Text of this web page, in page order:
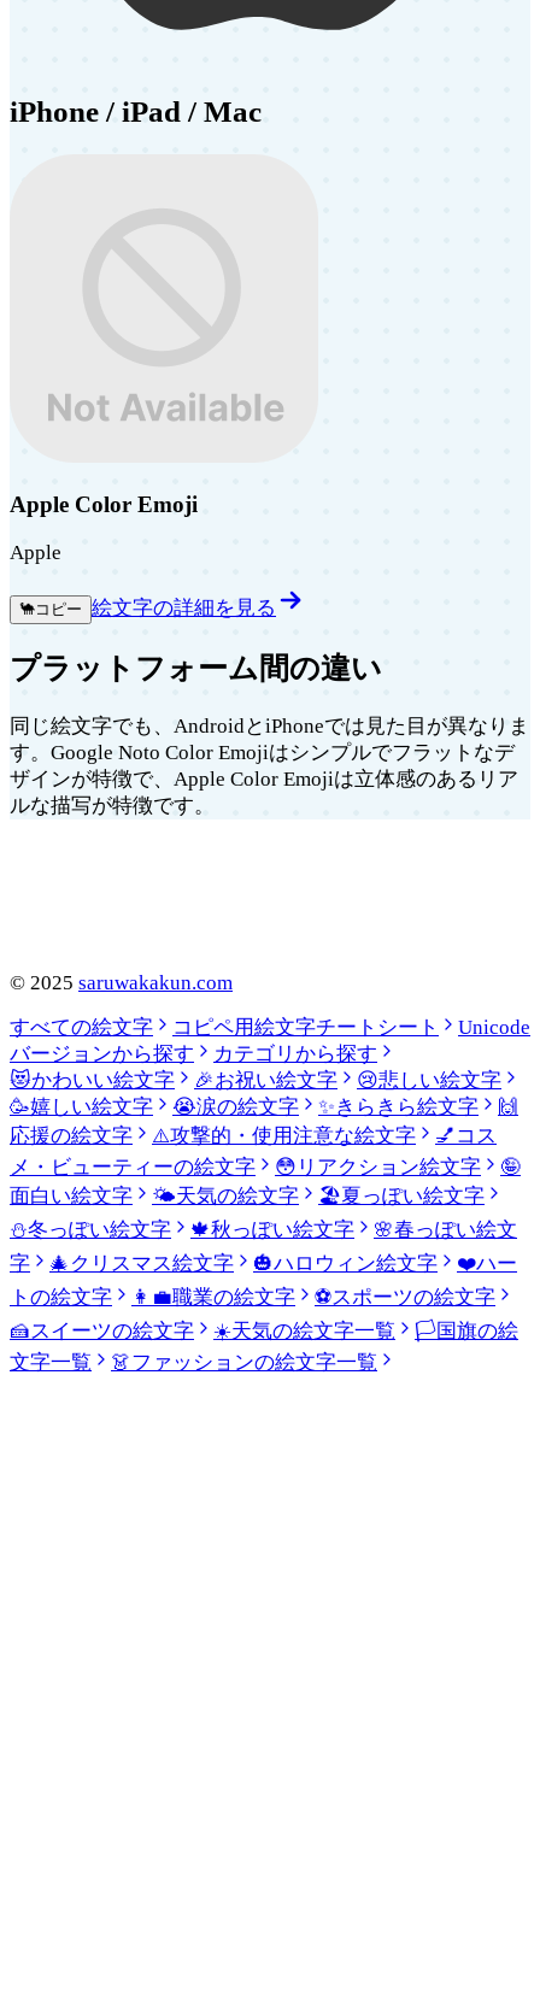
iPhone / iPad / Mac
Apple Color Emoji
Apple
🐪コピー 絵文字の詳細を見る
プラットフォーム間の違い
同じ絵文字でも、AndroidとiPhoneでは見た目が異なりま
す。Google Noto Color Emojiはシンプルでフラットなデ
ザインが特徴で、Apple Color Emojiは立体感のあるリア
ルな描写が特徴です。
© 2025 saruwakakun.com
すべての絵文字
コピペ用絵文字チートシート
Unicode
バージョンから探す
カテゴリから探す
😻かわいい絵文字 🎉お祝い絵文字 😢悲しい絵文字
🥳嬉しい絵文字 😭涙の絵文字 ✨きらきら絵文字
🙌
応援の絵文字
⚠️攻撃的・使用注意な絵文字 💅 コス
メ・ビューティーの絵文字
😳 リアクション絵文字
🤪
面白い絵文字
🌤️天気の絵文字 🏖️夏っぽい絵文字
⛄冬っぽい絵文字 🍁秋っぽい絵文字 🌸春っぽい絵文
字
🎄 クリスマス絵文字 🎃ハロウィン絵文字 ❤️ハー
トの絵文字
👩‍💼職業の絵文字 ⚽スポーツの絵文字
🍰スイーツの絵文字 ☀️天気の絵文字一覧 🏳️国旗の絵
文字一覧
👗ファッションの絵文字一覧